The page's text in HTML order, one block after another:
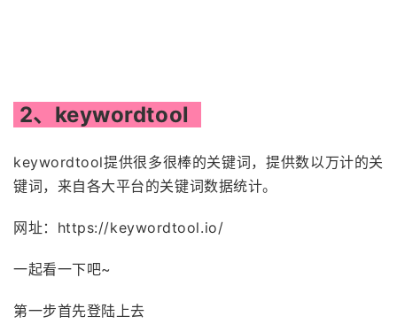
2、keywordtool
keywordtool提供很多很棒的关键词，提供数以万计的关
键词，来自各大平台的关键词数据统计。
网址：https://keywordtool.io/
一起看一下吧~
第一步首先登陆上去